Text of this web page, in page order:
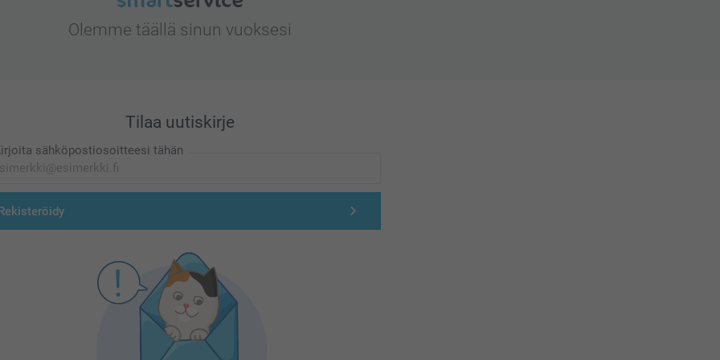
Olemme täällä sinun vuoksesi
Tilaa uutiskirje
sähköpostiosoitteesi tähän